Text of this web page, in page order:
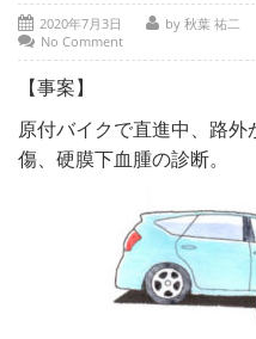
ご相談・お問い合わせ
2020年7月3日 by 秋葉 祐二
No Comment
【事案】
原付バイクで直進中、路
傷、硬膜下血腫の診断。